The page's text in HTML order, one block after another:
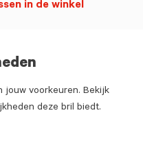
jouw voorkeuren. Bekijk
deze bril biedt.
in de winkel